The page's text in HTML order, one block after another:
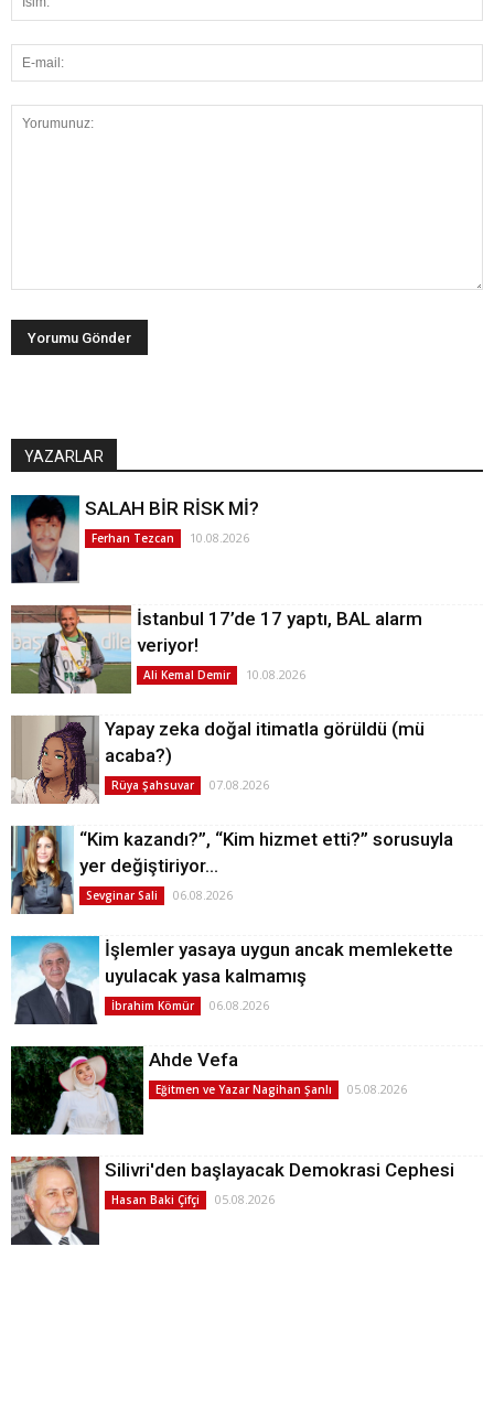
YAZARLAR
SALAH BİR RİSK Mİ?
Ferhan Tezcan 10.08.2026
İstanbul 17’de 17 yaptı, BAL alarm
veriyor!
Ali Kemal Demir 10.08.2026
Yapay zeka doğal itimatla görüldü (mü
acaba?)
Rüya Şahsuvar 07.08.2026
“Kim kazandı?”, “Kim hizmet etti?” sorusuyla
yer değiştiriyor…
Sevginar Sali 06.08.2026
İşlemler yasaya uygun ancak memlekette
uyulacak yasa kalmamış
İbrahim Kömür 06.08.2026
Ahde Vefa
Eğitmen ve Yazar Nagihan Şanlı 05.08.2026
Silivri'den başlayacak Demokrasi Cephesi
Hasan Baki Çifçi 05.08.2026